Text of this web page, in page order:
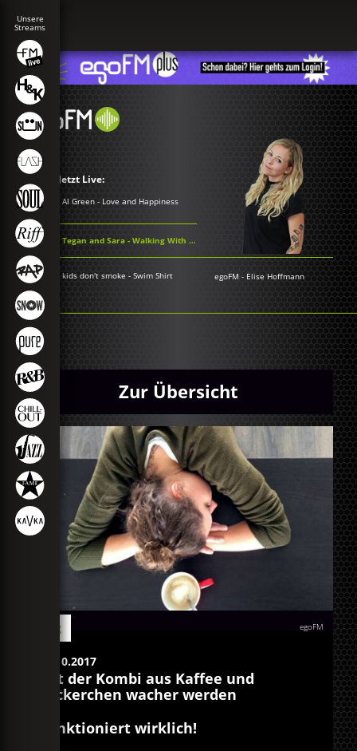
Jetzt Live:
Al Green - Love and Happiness
Tegan and Sara - Walking With a Ghost
kids don't smoke - Swim Shirt egoFM - Elise Hoffmann
Zur Übersicht
egoFM
Blog
24.10.2017
Mit der Kombi aus Kaffee und
Nickerchen wacher werden
Funktioniert wirklich!